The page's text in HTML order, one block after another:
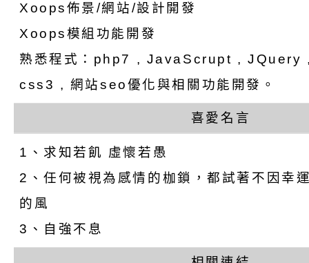
Xoops佈景/網站/設計開發
Xoops模組功能開發
熟悉程式：php7 , JavaScrupt ,
css3 , 網站seo優化與相關功能開發。
喜愛名言
1、求知若飢 虛懷若愚
2、任何被視為感情的枷鎖，都試著不因幸
的風
3、自強不息